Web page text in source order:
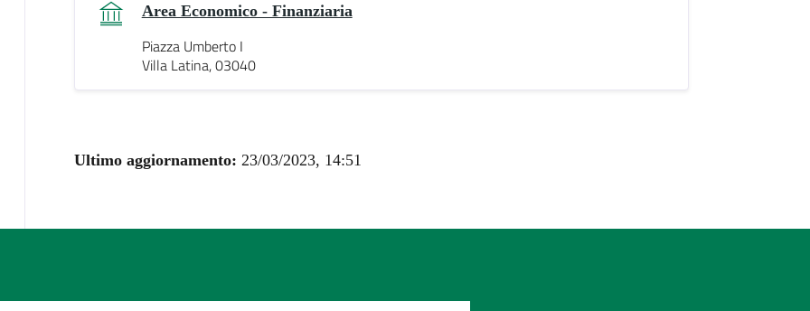
Area Economico - Finanziaria
Piazza Umberto I
Villa Latina, 03040
Ultimo aggiornamento: 23/03/2023, 14:51